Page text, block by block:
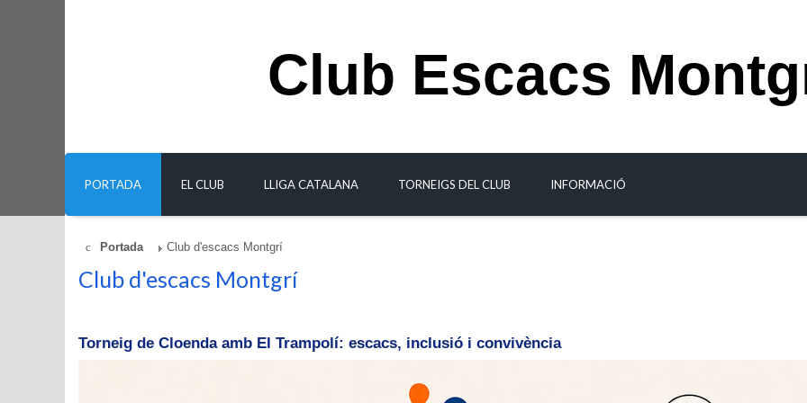
PORTADA EL CLUB LLIGA CATALANA TORNEIGS DEL CLUB INFORMACIÓ
Club Escacs
Portada Club d'escacs Montgrí
Club d'escacs Montgrí
Torneig de Cloenda amb El Trampolí: escacs, inclusió i convivència